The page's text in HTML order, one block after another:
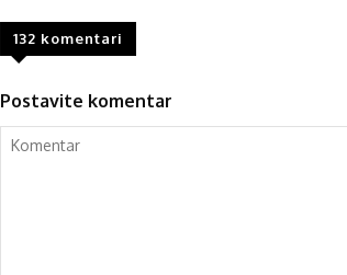
132 komentari
Postavite komentar